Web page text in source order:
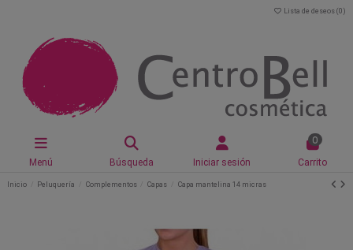
Lista de deseos (0 )
Menú Búsqueda Iniciar sesión
0
Carrito
Inicio Peluquería Complementos Capas Capa mantelina 14 micras